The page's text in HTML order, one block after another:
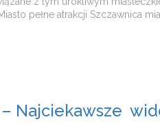
pełne atrakcji Szczawnica
Najciekawsze